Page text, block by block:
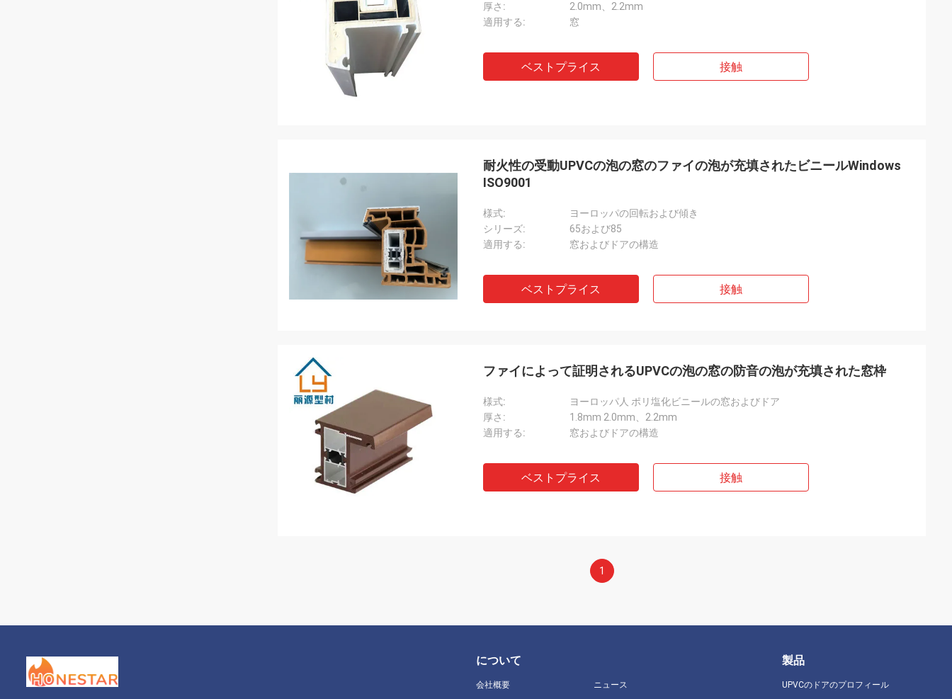
厚さ:
2.0mm、2.2mm
適用する:
窓
ベストプライス 接触
耐火性の受動UPVCの泡の窓のファイの泡が充填されたビニールWindows
ISO9001
様式:
ヨーロッパの回転および傾き
シリーズ:
65および85
適用する:
窓およびドアの構造
ベストプライス 接触
ファイによって証明されるUPVCの泡の窓の防音の泡が充填された窓枠
様式:
ヨーロッパ人 ポリ塩化ビニールの窓およびドア
厚さ:
1.8mm 2.0mm、2.2mm
適用する:
窓およびドアの構造
ベストプライス 接触
1
について
会社概要 ニュース
製品
UPVCのドアのプロフィール